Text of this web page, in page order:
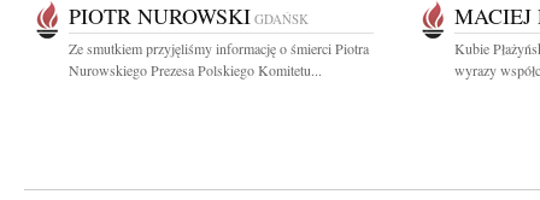
PIOTR NUROWSKI GDAŃSK
Ze smutkiem przyjęliśmy informację o śmierci Piotra
Nurowskiego Prezesa Polskiego Komitetu...
Kubie
wyrazy